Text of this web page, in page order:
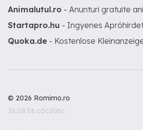
Animalutul.ro - Anunturi gratuite
Startapro.hu - Ingyenes
Quoka.de - Kostenlose
© 2026 Romimo.ro
26.08.06.c0c206c